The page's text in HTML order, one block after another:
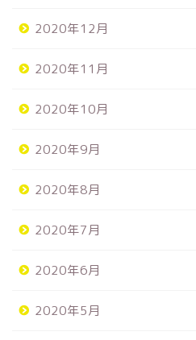
2020年12月
2020年11月
2020年10月
2020年9月
2020年8月
2020年7月
2020年6月
2020年5月